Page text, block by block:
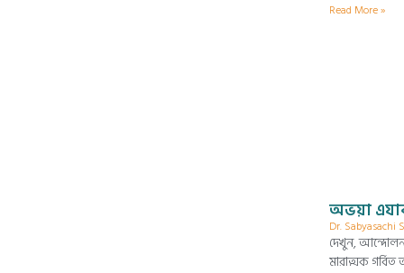
Read More »
অভয়া
Dr. Sabyasachi
দেখুন,
মারাত্মক